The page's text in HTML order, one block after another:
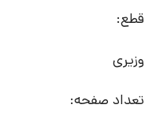
قطع:
وزیری
تعداد صفحه: